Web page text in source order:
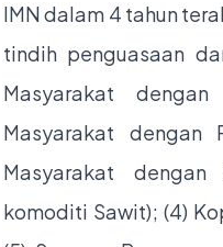
IMN dalam 4 tahun
tindih penguasaan
Masyarakat
Masyarakat dengan
Masyarakat dengan
komoditi Sawit); (4)